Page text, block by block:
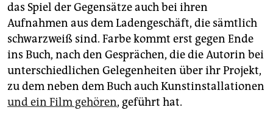
das Spiel der Gegensätze auch bei ihren
Aufnahmen aus dem Ladengeschäft, die sämtlich
schwarzweiß sind. Farbe kommt erst gegen Ende
ins Buch, nach den Gesprächen, die die Autorin bei
unterschiedlichen Gelegenheiten über ihr Projekt,
zu dem neben dem Buch auch Kunstinstallationen
und ein Film gehören, geführt hat.